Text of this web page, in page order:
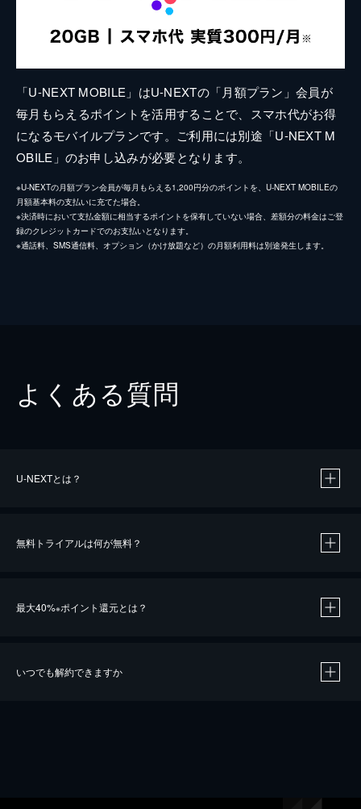
「U-NEXT MOBILE」はU-NEXTの「月額プラン」会員が
毎月もらえるポイントを活用することで、スマホ代がお得
になるモバイルプランです。ご利用には別途「U-NEXT M
OBILE」のお申し込みが必要となります。
※U-NEXTの月額プラン会員が毎月もらえる1,200円分のポイントを、U-NEXT MOBILEの
月額基本料の支払いに充てた場合。
※決済時において支払金額に相当するポイントを保有していない場合、差額分の料金はご登
録のクレジットカードでのお支払いとなります。
※通話料、SMS通信料、オプション（かけ放題など）の月額利用料は別途発生します。
よくある質問
U-NEXTとは？
無料トライアルは何が無料？
最大40%※ポイント還元とは？
いつでも解約できますか